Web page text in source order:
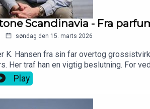
Scandinavia - Fra
søndag den 15. marts 2026
K. Hansen fra sin far overtog
Her traf han en vigtig beslutning. For
regional markedsandel” - Men da
Scandinavia, som de i løvens hule
Play